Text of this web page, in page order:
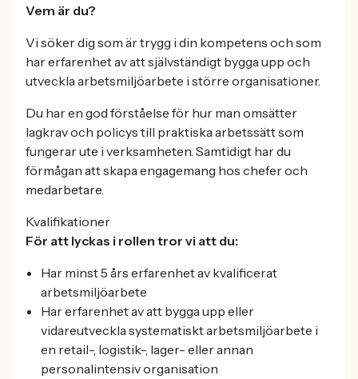
Vem är du?
Vi söker dig som är trygg i din kompetens och som
har erfarenhet av att självständigt bygga upp och
utveckla arbetsmiljöarbete i större organisationer.
Du har en god förståelse för hur man omsätter
lagkrav och policys till praktiska arbetssätt som
fungerar ute i verksamheten. Samtidigt har du
förmågan att skapa engagemang hos chefer och
medarbetare.
Kvalifikationer
För att lyckas i rollen tror vi att du:
Har minst 5 års erfarenhet av kvalificerat
arbetsmiljöarbete
Har erfarenhet av att bygga upp eller
vidareutveckla systematiskt arbetsmiljöarbete i
en retail-, logistik-, lager- eller annan
personalintensiv organisation